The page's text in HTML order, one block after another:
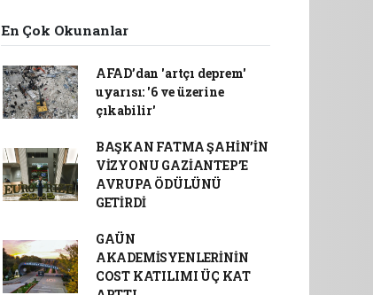
En Çok Okunanlar
AFAD’dan 'artçı deprem'
uyarısı: '6 ve üzerine
çıkabilir'
BAŞKAN FATMA ŞAHİN’İN
VİZYONU GAZİANTEP’E
AVRUPA ÖDÜLÜNÜ
GETİRDİ
GAÜN
AKADEMİSYENLERİNİN
COST KATILIMI ÜÇ KAT